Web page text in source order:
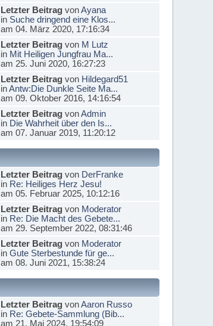
Letzter BeitragvonAyana
in Suche dringend eine Klos...
am 04. März 2020, 17:16:34
Letzter Beitragvon M Lutz
in Mit Heiligen Jungfrau Ma...
am 25. Juni 2020, 16:27:23
Letzter Beitragvon Hildegard51
inAntw:Die Dunkle Seite Ma...
am 09. Oktober 2016, 14:16:54
Letzter BeitragvonAdmin
in Die Wahrheit über den Is...
am 07. Januar 2019, 11:20:12
Letzter Beitragvon DerFranke
in Re: Heiliges Herz Jesu!
am 05. Februar 2025, 10:12:16
Letzter Beitragvon Moderator
in Re: Die Macht des Gebete...
am 29. September 2022, 08:31:46
Letzter Beitragvon Moderator
in Gute Sterbestunde für ge...
am 08. Juni 2021, 15:38:24
Letzter BeitragvonAaron Russo
in Re: Gebete-Sammlung (Bib...
am 21. Mai 2024, 19:54:09